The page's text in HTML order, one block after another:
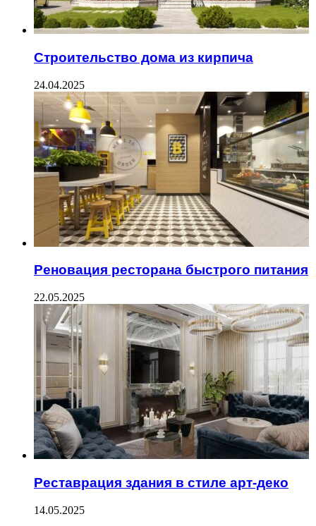
Строительство дома из кирпича
24.04.2025
Реновация ресторана быстрого питания
22.05.2025
Реставрация здания в стиле арт-деко
14.05.2025